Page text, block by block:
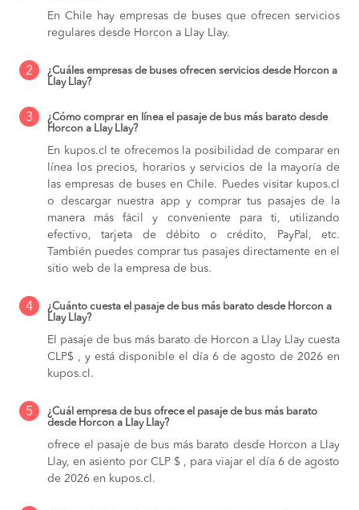
En Chile hay empresas de buses que ofrecen servicios
regulares desde Horcon a Llay Llay.
2
¿Cuáles empresas de buses ofrecen servicios desde Horcon a
Llay Llay?
3
¿Cómo comprar en línea el pasaje de bus más barato desde
Horcon a Llay Llay?
En kupos.cl te ofrecemos la posibilidad de comparar en
línea los precios, horarios y servicios de la mayoría de
las empresas de buses en Chile. Puedes visitar kupos.cl
o descargar nuestra app y comprar tus pasajes de la
manera más fácil y conveniente para ti, utilizando
efectivo, tarjeta de débito o crédito, PayPal, etc.
También puedes comprar tus pasajes directamente en el
sitio web de la empresa de bus.
4
¿Cuánto cuesta el pasaje de bus más barato desde Horcon a
Llay Llay?
El pasaje de bus más barato de Horcon a Llay Llay cuesta
CLP$ , y está disponible el día 6 de agosto de 2026 en
kupos.cl.
5
¿Cuál empresa de bus ofrece el pasaje de bus más barato
desde Horcon a Llay Llay?
ofrece el pasaje de bus más barato desde Horcon a Llay
Llay, en asiento por CLP $ , para viajar el día 6 de agosto
de 2026 en kupos.cl.